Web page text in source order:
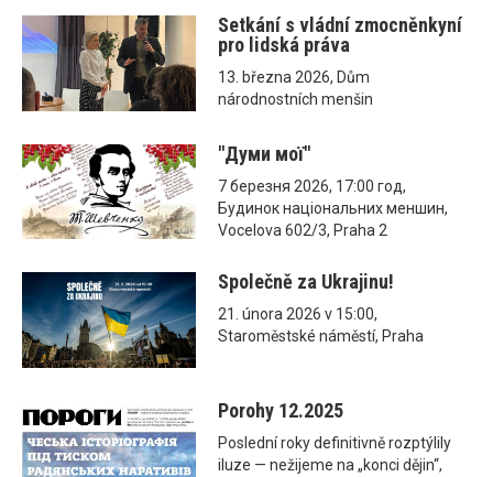
Setkání s vládní zmocněnkyní
pro lidská práva
13. března 2026, Dům
národnostních menšin
"Думи мої"
7 березня 2026, 17:00 год,
Будинок національних меншин,
Vocelova 602/3, Praha 2
Společně za Ukrajinu!
21. února 2026 v 15:00,
Staroměstské náměstí, Praha
Porohy 12.2025
Poslední roky definitivně rozptýlily
iluze — nežijeme na „konci dějin“,